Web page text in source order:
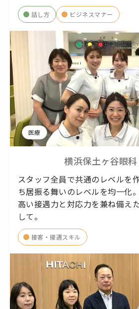
話し方 ビジネスマナー
医療
横浜保土ヶ谷眼科
スタッフ全員で共通のレベルを
ち居振る舞いのレベルを均一化。
高い接遇力と対応力を兼ね備え
して。
接客・接遇スキル